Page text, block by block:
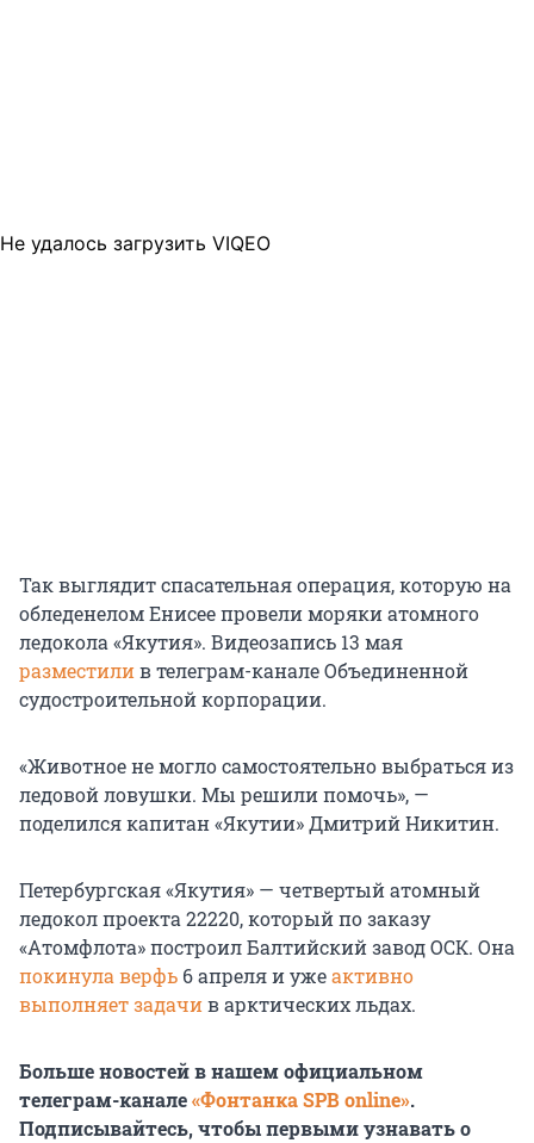
Не удалось загрузить VIQEO
Так выглядит спасательная операция, которую на
обледенелом Енисее провели моряки атомного
ледокола «Якутия». Видеозапись 13 мая
разместилив телеграм-канале Объединенной
судостроительной корпорации.
«Животное не могло самостоятельно выбраться из
ледовой ловушки. Мы решили помочь», —
поделился капитан «Якутии» Дмитрий Никитин.
Петербургская «Якутия» — четвертый атомный
ледокол проекта 22220, который по заказу
«Атомфлота» построил Балтийский завод ОСК. Она
покинула верфь 6 апреля и ужеактивно
выполняет задачив арктических льдах.
Больше новостей в нашем официальном
телеграм-канале«Фонтанка SPB online».
Подписывайтесь, чтобы первыми узнавать о